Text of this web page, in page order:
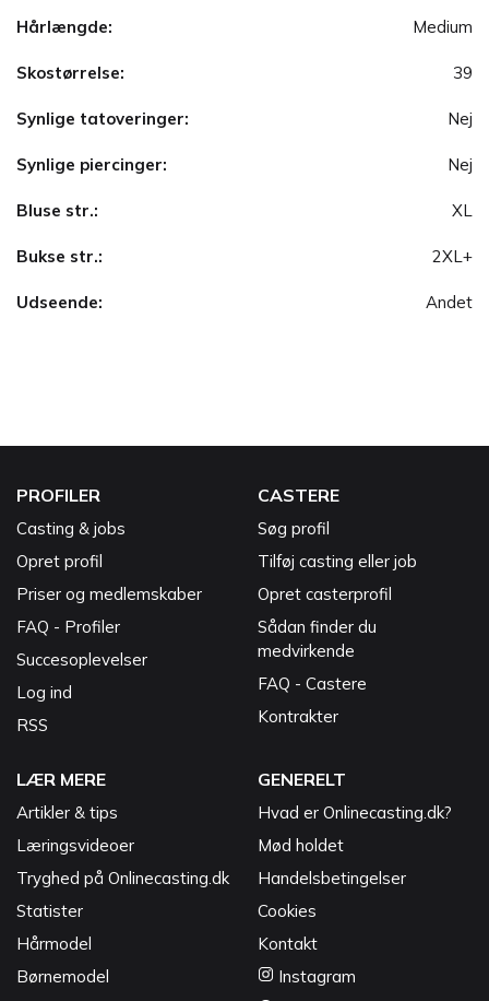
Hårlængde: Medium
Skostørrelse: 39
Synlige tatoveringer: Nej
Synlige piercinger: Nej
Bluse str.: XL
Bukse str.: 2XL+
Udseende: Andet
PROFILER
Casting & jobs
Opret profil
Priser og medlemskaber
FAQ - Profiler
Succesoplevelser
Log ind
RSS
CASTERE
Søg profil
Tilføj casting eller job
Opret casterprofil
Sådan finder du
medvirkende
FAQ - Castere
Kontrakter
LÆR MERE
Artikler & tips
Læringsvideoer
Tryghed på Onlinecasting.dk
Statister
Hårmodel
Børnemodel
GENERELT
Hvad er Onlinecasting.dk?
Mød holdet
Handelsbetingelser
Cookies
Kontakt
Instagram